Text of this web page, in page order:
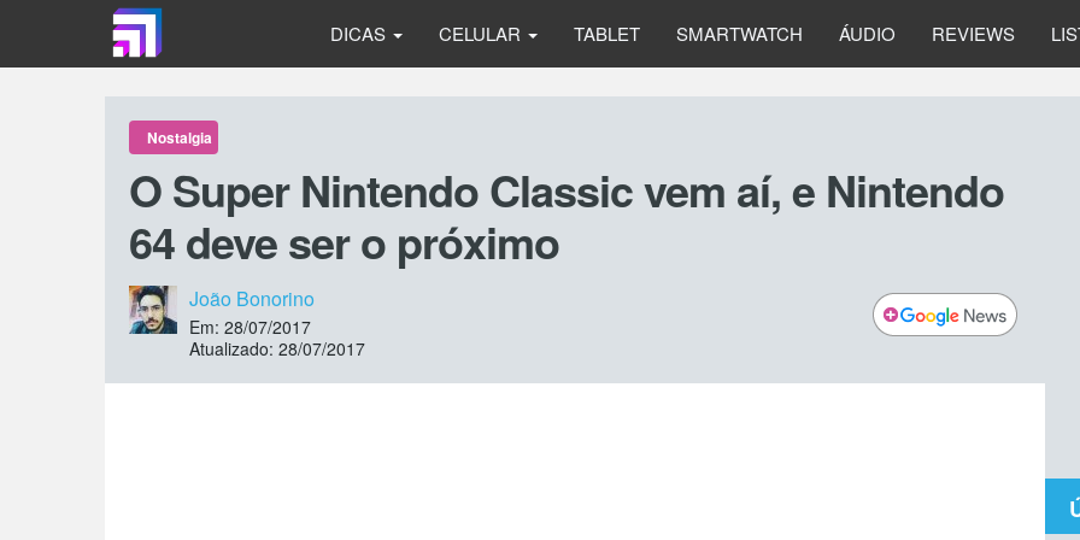
DICAS CELULAR TABLET SMARTWATCH ÁUDIO REVIEWS
Nostalgia
O Super Nintendo Classic vem aí, e Nintendo
64 deve ser o próximo
João Bonorino
Em: 28/07/2017
Atualizado: 28/07/2017